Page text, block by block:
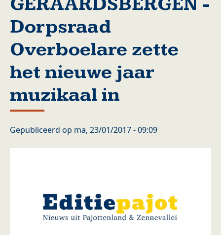
Dorpsraad
Overboelare zette
het nieuwe jaar
muzikaal in
Gepubliceerd op ma, 23/01/2017 - 09:09